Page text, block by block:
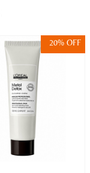
20% OFF